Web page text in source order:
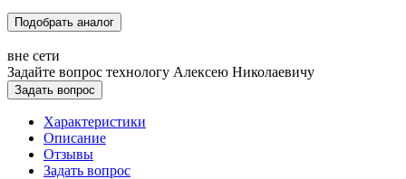
Подобрать аналог
вне сети
Задайте вопрос технологу Алексею Николаевичу
Задать вопрос
Характеристики
Описание
Отзывы
Задать вопрос